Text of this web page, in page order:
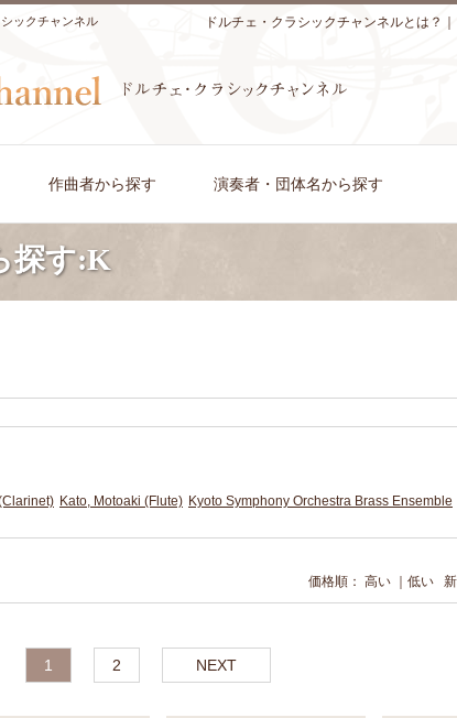
ックチャンネル ドルチェ・クラシックチャンネルとは？
作曲者から探す 演奏者・団体名から探す
探す:K
Kato, Motoaki (Flute) Kyoto Symphony Orchestra Brass Ensemble
価格順： 高い 低い 新
1 2 NEXT